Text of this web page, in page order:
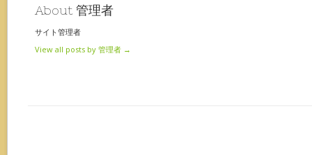
About 管理者
サイト管理者
View all posts by 管理者 →